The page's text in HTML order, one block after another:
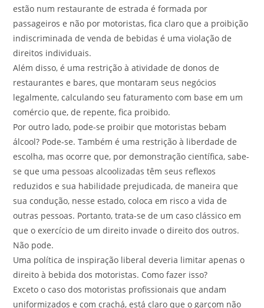
estão num restaurante de estrada é formada por
passageiros e não por motoristas, fica claro que a proibição
indiscriminada de venda de bebidas é uma violação de
direitos individuais.
Além disso, é uma restrição à atividade de donos de
restaurantes e bares, que montaram seus negócios
legalmente, calculando seu faturamento com base em um
comércio que, de repente, fica proibido.
Por outro lado, pode-se proibir que motoristas bebam
álcool? Pode-se. Também é uma restrição à liberdade de
escolha, mas ocorre que, por demonstração científica, sabe-
se que uma pessoas alcoolizadas têm seus reflexos
reduzidos e sua habilidade prejudicada, de maneira que
sua condução, nesse estado, coloca em risco a vida de
outras pessoas. Portanto, trata-se de um caso clássico em
que o exercício de um direito invade o direito dos outros.
Não pode.
Uma política de inspiração liberal deveria limitar apenas o
direito à bebida dos motoristas. Como fazer isso?
Exceto o caso dos motoristas profissionais que andam
uniformizados e com crachá, está claro que o garçom não